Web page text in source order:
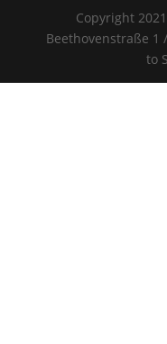
Copyright 2021
Beethovenstraße 1
to